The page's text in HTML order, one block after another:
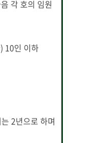
각 호의 임원
10인 이하
2년으로 하며